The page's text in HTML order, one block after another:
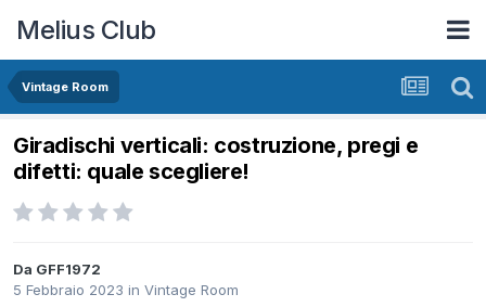
Melius Club
Vintage Room
Giradischi verticali: costruzione, pregi e
difetti: quale scegliere!
Da GFF1972
5 Febbraio 2023 in Vintage Room